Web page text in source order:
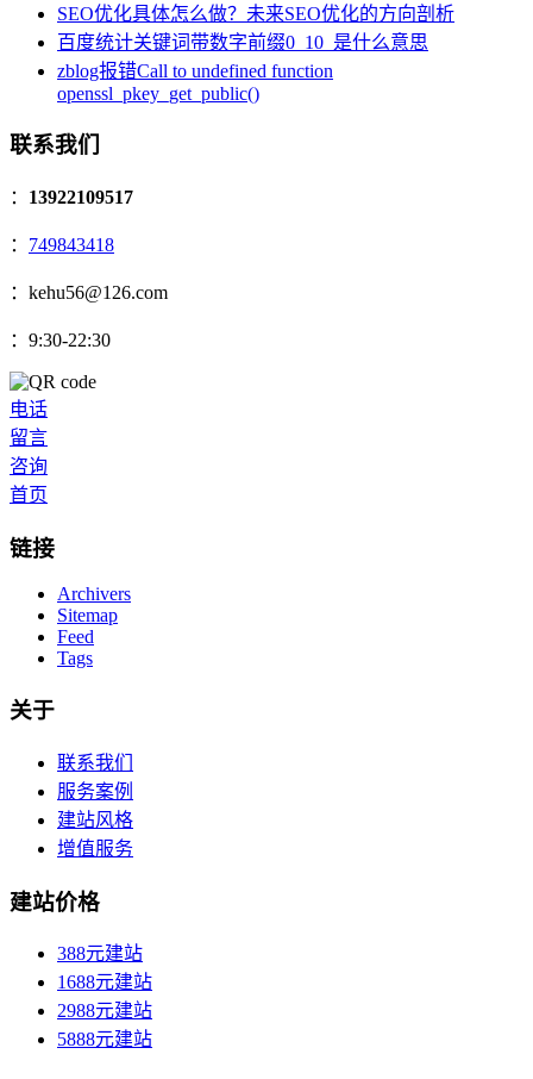
SEO优化具体怎么做？未来SEO优化的方向剖析
百度统计关键词带数字前缀0_10_是什么意思
zblog报错Call to undefined function
openssl_pkey_get_public()
联系我们
： 13922109517
： 749843418
：kehu56@126.com
：9:30-22:30
电话
留言
咨询
首页
链接
Archivers
Sitemap
Feed
Tags
关于
联系我们
服务案例
建站风格
增值服务
建站价格
388元建站
1688元建站
2988元建站
5888元建站